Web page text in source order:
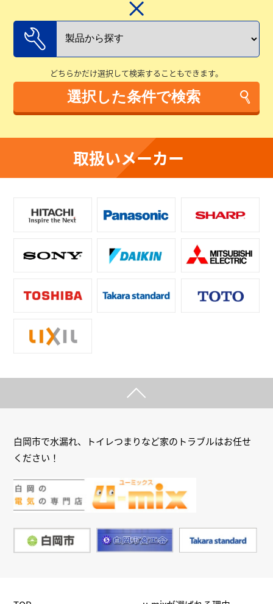
どちらかだけ選択して検索することもできます。
取扱いメーカー
白岡市で水漏れ、トイレつまりなど家のトラブルはお任せ
ください！